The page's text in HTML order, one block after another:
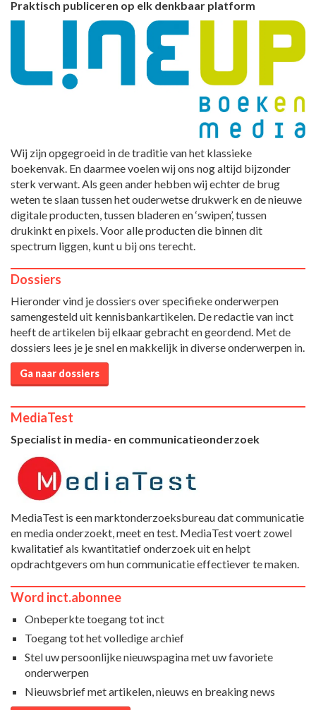
Praktisch publiceren op elk denkbaar platform
Wij zijn opgegroeid in de traditie van het klassieke
boekenvak. En daarmee voelen wij ons nog altijd bijzonder
sterk verwant. Als geen ander hebben wij echter de brug
weten te slaan tussen het ouderwetse drukwerk en de nieuwe
digitale producten, tussen bladeren en ‘swipen’, tussen
drukinkt en pixels. Voor alle producten die binnen dit
spectrum liggen, kunt u bij ons terecht.
Dossiers
Hieronder vind je dossiers over specifieke onderwerpen
samengesteld uit kennisbankartikelen. De redactie van inct
heeft de artikelen bij elkaar gebracht en geordend. Met de
dossiers lees je je snel en makkelijk in diverse onderwerpen in.
Ga naar dossiers
MediaTest
Specialist in media- en communicatieonderzoek
MediaTest is een marktonderzoeksbureau dat communicatie
en media onderzoekt, meet en test. MediaTest voert zowel
kwalitatief als kwantitatief onderzoek uit en helpt
opdrachtgevers om hun communicatie effectiever te maken.
Word inct.abonnee
Onbeperkte toegang tot inct
Toegang tot het volledige archief
Stel uw persoonlijke nieuwspagina met uw favoriete
onderwerpen
Nieuwsbrief met artikelen, nieuws en breaking news